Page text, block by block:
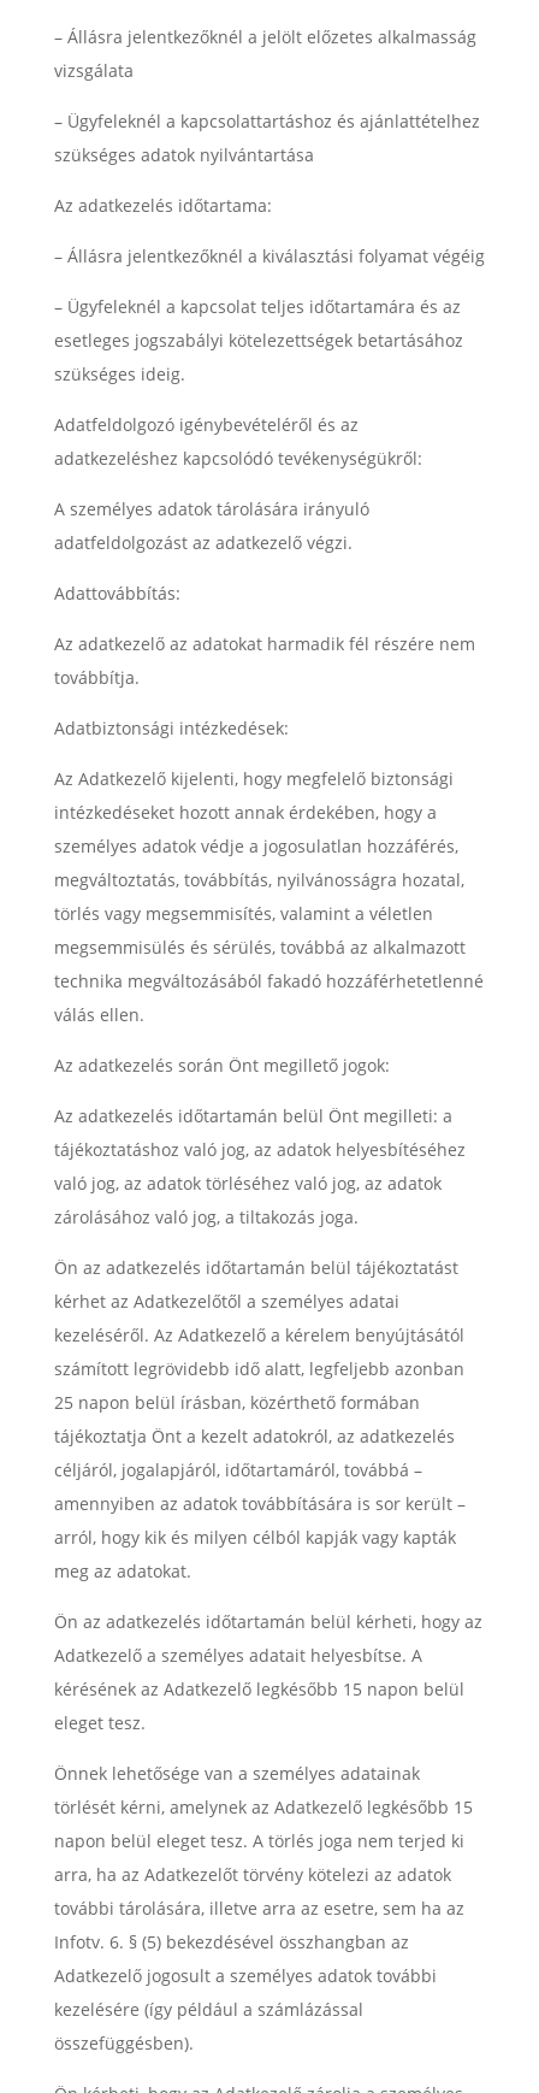
– Állásra jelentkezőknél a jelölt előzetes alkalmasság
vizsgálata
– Ügyfeleknél a kapcsolattartáshoz és ajánlattételhez
szükséges adatok nyilvántartása
Az adatkezelés időtartama:
– Állásra jelentkezőknél a kiválasztási folyamat végéig
– Ügyfeleknél a kapcsolat teljes időtartamára és az
esetleges jogszabályi kötelezettségek betartásához
szükséges ideig.
Adatfeldolgozó igénybevételéről és az
adatkezeléshez kapcsolódó tevékenységükről:
A személyes adatok tárolására irányuló
adatfeldolgozást az adatkezelő végzi.
Adattovábbítás:
Az adatkezelő az adatokat harmadik fél részére nem
továbbítja.
Adatbiztonsági intézkedések:
Az Adatkezelő kijelenti, hogy megfelelő biztonsági
intézkedéseket hozott annak érdekében, hogy a
személyes adatok védje a jogosulatlan hozzáférés,
megváltoztatás, továbbítás, nyilvánosságra hozatal,
törlés vagy megsemmisítés, valamint a véletlen
megsemmisülés és sérülés, továbbá az alkalmazott
technika megváltozásából fakadó hozzáférhetetlenné
válás ellen.
Az adatkezelés során Önt megillető jogok:
Az adatkezelés időtartamán belül Önt megilleti: a
tájékoztatáshoz való jog, az adatok helyesbítéséhez
való jog, az adatok törléséhez való jog, az adatok
zárolásához való jog, a tiltakozás joga.
Ön az adatkezelés időtartamán belül tájékoztatást
kérhet az Adatkezelőtől a személyes adatai
kezeléséről. Az Adatkezelő a kérelem benyújtásától
számított legrövidebb idő alatt, legfeljebb azonban
25 napon belül írásban, közérthető formában
tájékoztatja Önt a kezelt adatokról, az adatkezelés
céljáról, jogalapjáról, időtartamáról, továbbá –
amennyiben az adatok továbbítására is sor került –
arról, hogy kik és milyen célból kapják vagy kapták
meg az adatokat.
Ön az adatkezelés időtartamán belül kérheti, hogy az
Adatkezelő a személyes adatait helyesbítse. A
kérésének az Adatkezelő legkésőbb 15 napon belül
eleget tesz.
Önnek lehetősége van a személyes adatainak
törlését kérni, amelynek az Adatkezelő legkésőbb 15
napon belül eleget tesz. A törlés joga nem terjed ki
arra, ha az Adatkezelőt törvény kötelezi az adatok
további tárolására, illetve arra az esetre, sem ha az
Infotv. 6. § (5) bekezdésével összhangban az
Adatkezelő jogosult a személyes adatok további
kezelésére (így például a számlázással
összefüggésben).